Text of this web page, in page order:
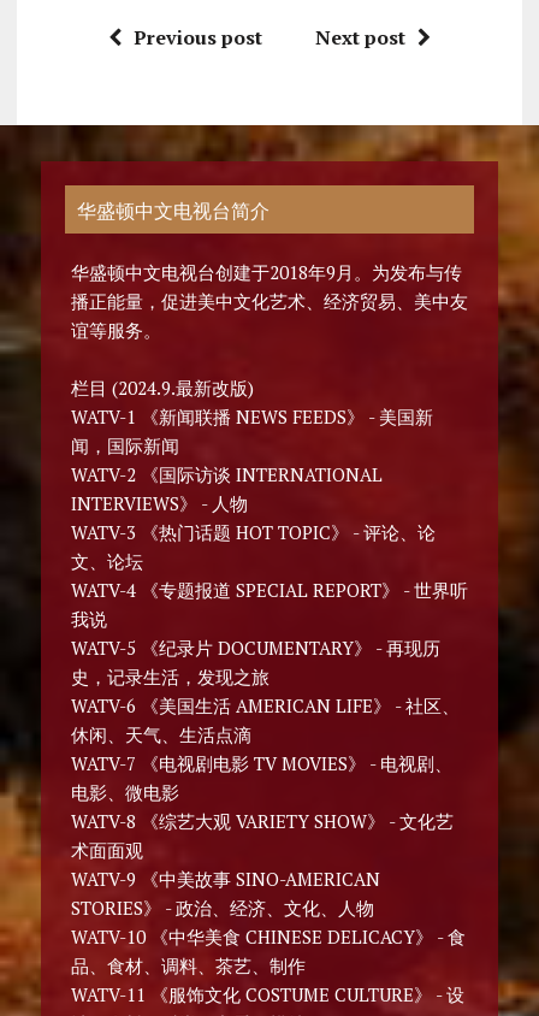
Previous post Next post
华盛顿中文电视台简介
华盛顿中文电视台创建于2018年9月。为发布与传
播正能量，促进美中文化艺术、经济贸易、美中友
谊等服务。
栏目 (2024.9.最新改版)
WATV-1 《新闻联播 NEWS FEEDS》 - 美国新
闻，国际新闻
WATV-2 《国际访谈 INTERNATIONAL
INTERVIEWS》 - 人物
WATV-3 《热门话题 HOT TOPIC》 - 评论、论
文、论坛
WATV-4 《专题报道 SPECIAL REPORT》 - 世界听
我说
WATV-5 《纪录片 DOCUMENTARY》 - 再现历
史，记录生活，发现之旅
WATV-6 《美国生活 AMERICAN LIFE》 - 社区、
休闲、天气、生活点滴
WATV-7 《电视剧电影 TV MOVIES》 - 电视剧、
电影、微电影
WATV-8 《综艺大观 VARIETY SHOW》 - 文化艺
术面面观
WATV-9 《中美故事 SINO-AMERICAN
STORIES》 - 政治、经济、文化、人物
WATV-10 《中华美食 CHINESE DELICACY》 - 食
品、食材、调料、茶艺、制作
WATV-11 《服饰文化 COSTUME CULTURE》 - 设